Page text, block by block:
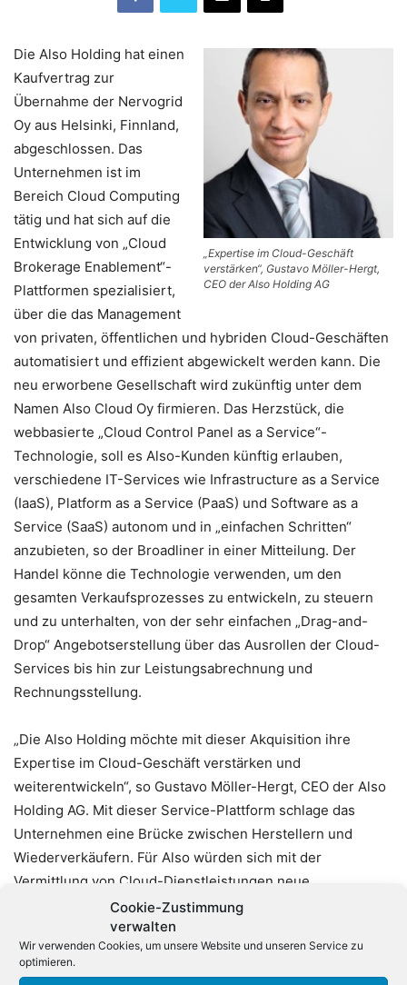
Cookie-Zustimmung
verwalten
Wir verwenden Cookies, um unsere Website und unseren Service zu
optimieren.
„Expertise im Cloud-Geschäft
verstärken“, Gustavo Möller-Hergt,
CEO der Also Holding AG
Die Also Holding hat einen
Kaufvertrag zur
Übernahme der Nervogrid
Oy aus Helsinki, Finnland,
abgeschlossen. Das
Unternehmen ist im
Bereich Cloud Computing
tätig und hat sich auf die
Entwicklung von „Cloud
Brokerage Enablement“-
Plattformen spezialisiert,
über die das Management
von privaten, öffentlichen und hybriden Cloud-Geschäften
automatisiert und effizient abgewickelt werden kann. Die
neu erworbene Gesellschaft wird zukünftig unter dem
Namen Also Cloud Oy firmieren. Das Herzstück, die
webbasierte „Cloud Control Panel as a Service“-
Technologie, soll es Also-Kunden künftig erlauben,
verschiedene IT-Services wie Infrastructure as a Service
(IaaS), Platform as a Service (PaaS) und Software as a
Service (SaaS) autonom und in „einfachen Schritten“
anzubieten, so der Broadliner in einer Mitteilung. Der
Handel könne die Technologie verwenden, um den
gesamten Verkaufsprozesses zu entwickeln, zu steuern
und zu unterhalten, von der sehr einfachen „Drag-and-
Drop“ Angebotserstellung über das Ausrollen der Cloud-
Services bis hin zur Leistungsabrechnung und
Rechnungsstellung.
„Die Also Holding möchte mit dieser Akquisition ihre
Expertise im Cloud-Geschäft verstärken und
weiterentwickeln“, so Gustavo Möller-Hergt, CEO der Also
Holding AG. Mit dieser Service-Plattform schlage das
Unternehmen eine Brücke zwischen Herstellern und
Wiederverkäufern. Für Also würden sich mit der
Vermittlung von Cloud-Dienstleistungen neue
Geschäftsmöglichkeiten mit unabhängigen Software- und
Service-Lieferanten ergeben, so Möller-Hergt weiter. Im
Jahre 2013 meldete Nervogrid Oy einen Umsatz von rund
drei Millionen Euro und beschäftigte 30 Mitarbeiter. Über